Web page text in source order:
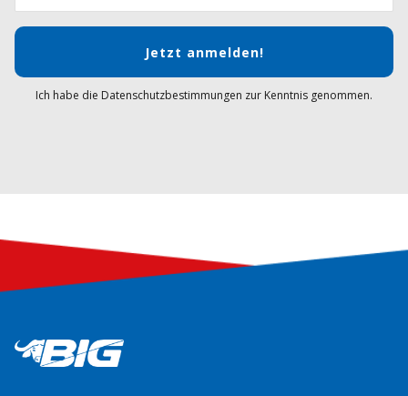
Jetzt anmelden!
Ich habe die Datenschutzbestimmungen zur Kenntnis genommen.